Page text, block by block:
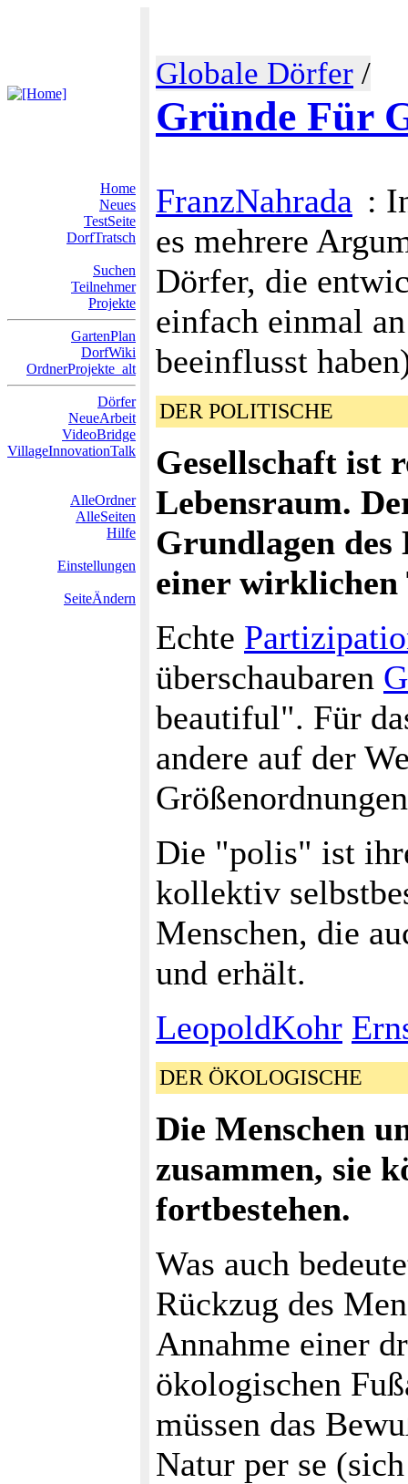
Globale Dörfer /
Gründe Für
Home
Neues
TestSeite
DorfTratsch
Suchen
Teilnehmer
Projekte
GartenPlan
DorfWiki
OrdnerProjekte_alt
Dörfer
NeueArbeit
VideoBridge
VillageInnovationTalk
AlleOrdner
AlleSeiten
Hilfe
Einstellungen
SeiteÄndern
FranzNahrada :
es mehrere
Dörfer, die
einfach einmal
beeinflusst
DER POLITISCHE
Gesellschaft ist
Lebensraum.
Grundlagen des
einer wirklichen
Echte
überschaubaren
beautiful". Für
andere auf der
Die "polis" ist
kollektiv
Menschen, die
und erhält.
LeopoldKohr
DER ÖKOLOGISCHE
Die Menschen
zusammen, sie
fortbestehen.
Was auch
Rückzug des
Annahme einer
ökologischen
müssen das
Natur per se